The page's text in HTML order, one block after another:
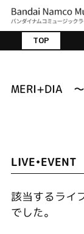
TOP
MERI+DIA
LIVE•EVENT
該当するライ
でした。